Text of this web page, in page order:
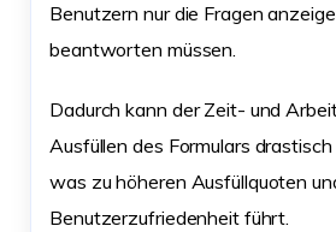
Benutzern nur die Fragen
beantworten müssen.
Dadurch kann der Zeit- und
Ausfüllen des Formulars
was zu höheren Ausfüllquoten
Benutzerzufriedenheit führt.